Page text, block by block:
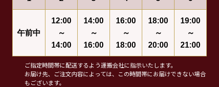
午前中
12:00
～
14:00
14:00
～
16:00
16:00
～
18:00
18:00
～
20:00
19:00
～
21:00
ご指定時間帯に配送するよう運搬会社に指示いたします。
お届け先、ご注文内容によっては、この時間帯にお届けできない場合
もございます。